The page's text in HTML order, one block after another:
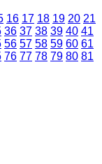
16 17 18 19 20 21
36 37 38 39 40 41
56 57 58 59 60 61
76 77 78 79 80 81